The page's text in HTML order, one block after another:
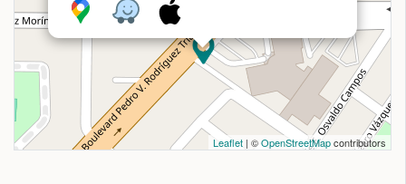
Leaflet | ©OpenStreetMapcontributors